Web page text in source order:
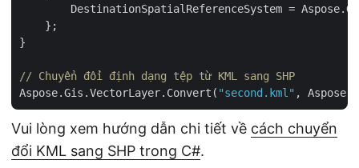
DestinationSpatialReferenceSystem =
    };
}
// Chuyển đổi định dạng tệp từ KML sang SHP
Aspose.Gis.VectorLayer.Convert( "second.kml" ,
Vui lòng xem hướng dẫn chi tiết về cách chuyển
đổi KML sang SHP trong C#.